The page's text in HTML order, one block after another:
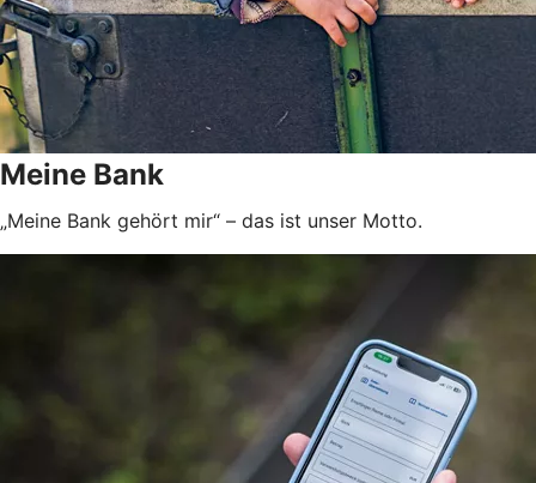
Meine Bank
„Meine Bank gehört mir“ – das ist unser Motto.